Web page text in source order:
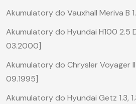
Akumulatory do Vauxhall Meriva B
Akumulatory do Hyundai H100 2.5
03.2000]
Akumulatory do Chrysler Voyager
09.1995]
Akumulatory do Hyundai Getz 1.3,